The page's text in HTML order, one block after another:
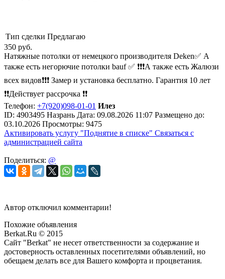
Тип сделки Предлагаю
350 руб.
Натяжные потолки от немецкого производителя Deken✅ А
также есть негорючие потолки bauf ✅ ❗️❗️❗️А также есть Жалюзи
всех видов❗️❗️❗️ Замер и установка бесплатно. Гарантия 10 лет
❗️❗️Действует рассрочка ❗️❗️
Телефон: +7(920)098-01-01 Илез
ID: 4903495 Назрань Дата: 09.08.2026 11:07 Размещено до:
03.10.2026 Просмотры: 9475
Активировать услугу "Поднятие в списке" Связаться с
администрацией сайта
Поделиться: @
Автор отключил комментарии!
Похожие объявления
Berkat.Ru © 2015
Сайт "Berkat" не несет ответственности за содержание и
достоверность оставленных посетителями объявлений, но
обещаем делать все для Вашего комфорта и процветания.